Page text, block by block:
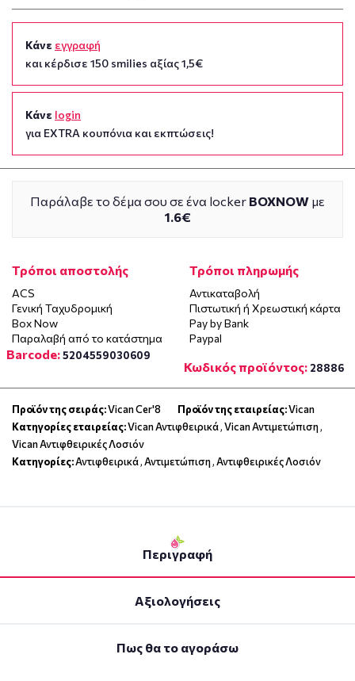
Κάνε εγγραφή
και κέρδισε 150 smilies αξίας 1,5€
Κάνε login
για EXTRA κουπόνια και εκπτώσεις!
Παράλαβε το δέμα σου σε ένα locker BOXNOW με
1.6€
Τρόποι αποστολής
ACS
Γενική Ταχυδρομική
Box Now
Παραλαβή από το κατάστημα
Τρόποι πληρωμής
Αντικαταβολή
Πιστωτική ή Χρεωστική κάρτα
Pay by Bank
Paypal
Barcode:5204559030609
Κωδικός προϊόντος: 28886
Προϊόν της σειράς:Vican Cer'8 Προϊόν της εταιρείας:Vican
Κατηγορίες εταιρείας:Vican Αντιφθειρικά,Vican Αντιμετώπιση,
Vican Αντιφθειρικές Λοσιόν
Κατηγορίες:Αντιφθειρικά,Αντιμετώπιση,Αντιφθειρικές Λοσιόν
Περιγραφή
Αξιολογήσεις
Πως θα το αγοράσω